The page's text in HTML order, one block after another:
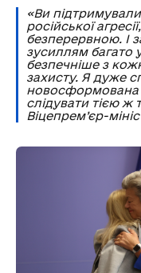
«Ви
російської
безперервною. І
зусиллям багато
безпечніше з
захисту. Я дуже
новосформована
слідувати тією ж
Віцепрем’єр-